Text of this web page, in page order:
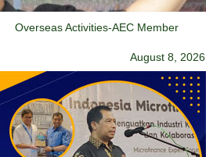
Overseas Activities-AEC Member
August 8, 2026